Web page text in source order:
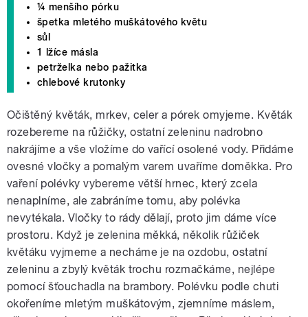
¼ menšího pórku
špetka mletého muškátového květu
sůl
1 lžíce másla
petrželka nebo pažitka
chlebové krutonky
Očištěný květák, mrkev, celer a pórek omyjeme. Květák
rozebereme na růžičky, ostatní zeleninu nadrobno
nakrájíme a vše vložíme do vařící osolené vody. Přidáme
ovesné vločky a pomalým varem uvaříme doměkka. Pro
vaření polévky vybereme větší hrnec, který zcela
nenaplníme, ale zabráníme tomu, aby polévka
nevytékala. Vločky to rády dělají, proto jim dáme více
prostoru. Když je zelenina měkká, několik růžiček
květáku vyjmeme a necháme je na ozdobu, ostatní
zeleninu a zbylý květák trochu rozmačkáme, nejlépe
pomocí šťouchadla na brambory. Polévku podle chuti
okořeníme mletým muškátovým, zjemníme máslem,